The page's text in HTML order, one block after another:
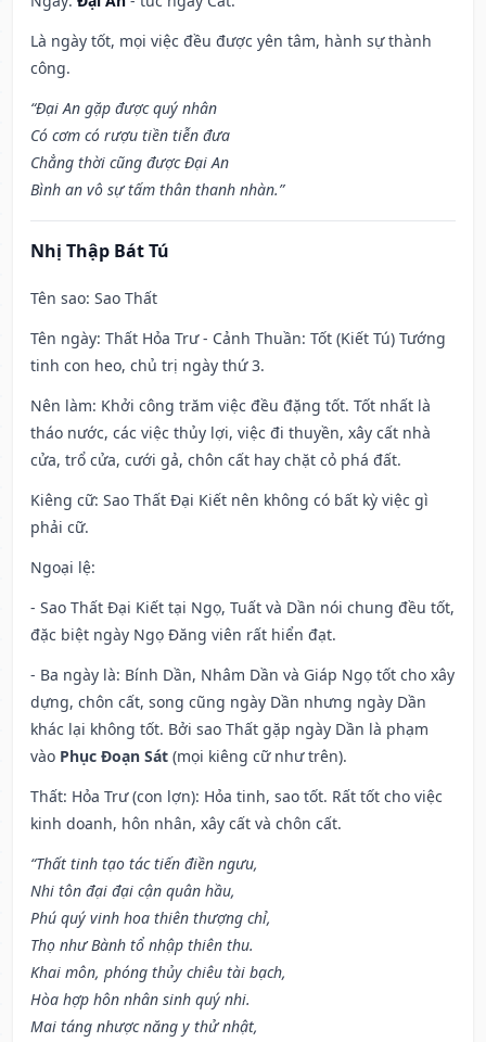
Là ngày tốt, mọi việc đều được yên tâm, hành sự thành
công.
“Đại An gặp được quý nhân
Có cơm có rượu tiền tiễn đưa
Chẳng thời cũng được Đại An
Bình an vô sự tấm thân thanh nhàn.”
Nhị Thập Bát Tú
Tên sao: Sao Thất
Tên ngày: Thất Hỏa Trư - Cảnh Thuần: Tốt (Kiết Tú) Tướng
tinh con heo, chủ trị ngày thứ 3.
Nên làm: Khởi công trăm việc đều đặng tốt. Tốt nhất là
tháo nước, các việc thủy lợi, việc đi thuyền, xây cất nhà
cửa, trổ cửa, cưới gả, chôn cất hay chặt cỏ phá đất.
Kiêng cữ: Sao Thất Đại Kiết nên không có bất kỳ việc gì
phải cữ.
Ngoại lệ:
- Sao Thất Đại Kiết tại Ngọ, Tuất và Dần nói chung đều tốt,
đặc biệt ngày Ngọ Đăng viên rất hiển đạt.
- Ba ngày là: Bính Dần, Nhâm Dần và Giáp Ngọ tốt cho xây
dựng, chôn cất, song cũng ngày Dần nhưng ngày Dần
khác lại không tốt. Bởi sao Thất gặp ngày Dần là phạm
vào Phục Đoạn Sát (mọi kiêng cữ như trên).
Thất: Hỏa Trư (con lợn): Hỏa tinh, sao tốt. Rất tốt cho việc
kinh doanh, hôn nhân, xây cất và chôn cất.
“Thất tinh tạo tác tiến điền ngưu,
Nhi tôn đại đại cận quân hầu,
Phú quý vinh hoa thiên thượng chỉ,
Thọ như Bành tổ nhập thiên thu.
Khai môn, phóng thủy chiêu tài bạch,
Hòa hợp hôn nhân sinh quý nhi.
Mai táng nhược năng y thử nhật,